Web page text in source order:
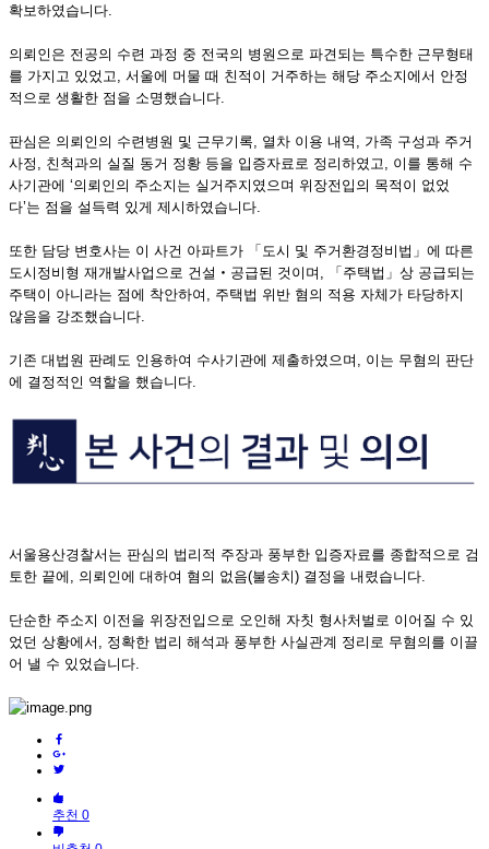
확보하였습니다.
의뢰인은 전공의 수련 과정 중 전국의 병원으로 파견되는 특수한 근무형태
를 가지고 있었고, 서울에 머물 때 친적이 거주하는 해당 주소지에서 안정
적으로 생활한 점을 소명했습니다.
판심은 의뢰인의 수련병원 및 근무기록, 열차 이용 내역, 가족 구성과 주거
사정, 친척과의 실질 동거 정황 등을 입증자료로 정리하였고, 이를 통해 수
사기관에 ‘의뢰인의 주소지는 실거주지였으며 위장전입의 목적이 없었
다’는 점을 설득력 있게 제시하였습니다.
또한 담당 변호사는 이 사건 아파트가 「도시 및 주거환경정비법」에 따른
도시정비형 재개발사업으로 건설‧공급된 것이며, 「주택법」상 공급되는
주택이 아니라는 점에 착안하여, 주택법 위반 혐의 적용 자체가 타당하지
않음을 강조했습니다.
기존 대법원 판례도 인용하여 수사기관에 제출하였으며, 이는 무혐의 판단
에 결정적인 역할을 했습니다.
서울용산경찰서는 판심의 법리적 주장과 풍부한 입증자료를 종합적으로 검
토한 끝에, 의뢰인에 대하여 혐의 없음(불송치) 결정을 내렸습니다.
단순한 주소지 이전을 위장전입으로 오인해 자칫 형사처벌로 이어질 수 있
었던 상황에서, 정확한 법리 해석과 풍부한 사실관계 정리로 무혐의를 이끌
어 낼 수 있었습니다.
추천 0